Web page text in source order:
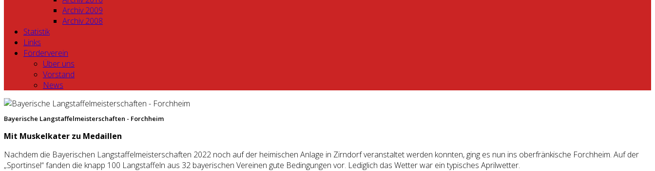
Archiv 2009
Archiv 2008
Statistik
Links
Förderverein
Über uns
Vorstand
News
Bayerische Langstaffelmeisterschaften - Forchheim
Mit Muskelkater zu Medaillen
Nachdem die Bayerischen Langstaffelmeisterschaften 2022 noch auf der heimischen Anlage in Zirndorf veranstaltet werden konnten, ging es nun ins oberfränkische Forchheim. Auf der
„Sportinsel“ fanden die knapp 100 Langstaffeln aus 32 bayerischen Vereinen gute Bedingungen vor. Lediglich das Wetter war ein typisches Aprilwetter.